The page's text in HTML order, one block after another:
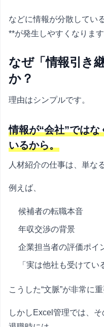
などに情報が分散してい
**が発生しやすくなります
なぜ「情報引き
か？
理由はシンプルです。
情報が“会社”では
いるから。
人材紹介の仕事は、単な
例えば、
候補者の転職本音
年収交渉の背景
企業担当者の評価ポイ
「実は他社も受けて
こうした“文脈”が非常に重
しかしExcel管理では、